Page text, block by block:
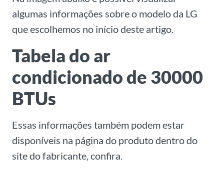
algumas informações sobre o modelo da LG
que escolhemos no início deste artigo.
Tabela do ar
condicionado de 30000
BTUs
Essas informações também podem estar
disponíveis na página do produto dentro do
site do fabricante, confira.